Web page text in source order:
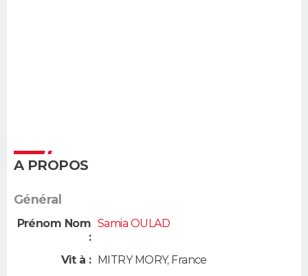
A PROPOS
Général
Prénom Nom
:
Samia OULAD
Vit à : MITRY MORY, France